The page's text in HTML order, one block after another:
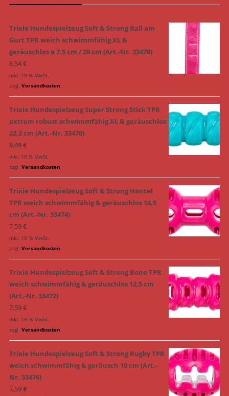
Trixie Hundespielzeug Soft & Strong Ball am
Gurt TPR weich schwimmfähig XL &
geräuschlos ø 7,5 cm / 29 cm (Art.-Nr. 33478)
8,54€
inkl. 19 % MwSt.
zzgl. Versandkosten
Trixie Hundespielzeug Super Strong Stick TPR
extrem robust schwimmfähig XL & geräuschlos
22,2 cm (Art.-Nr. 33470)
9,49€
inkl. 19 % MwSt.
zzgl. Versandkosten
Trixie Hundespielzeug Soft & Strong Hantel
TPR weich schwimmfähig & geräuschlos 14,5
cm (Art.-Nr. 33474)
7,59€
inkl. 19 % MwSt.
zzgl. Versandkosten
Trixie Hundespielzeug Soft & Strong Bone TPR
weich schwimmfähig & geräuschlos 12,5 cm
(Art.-Nr. 33472)
7,59€
inkl. 19 % MwSt.
zzgl. Versandkosten
Trixie Hundespielzeug Soft & Strong Rugby TPR
weich schwimmfähig & geräusch 10 cm (Art.-
Nr. 33476)
7,59€